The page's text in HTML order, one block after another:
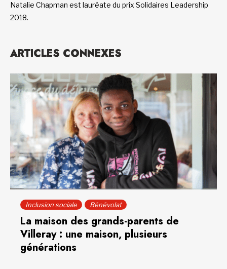
Natalie Chapman est lauréate du prix Solidaires Leadership
2018.
ARTICLES CONNEXES
Inclusion sociale Bénévolat
La maison des grands-parents de
Villeray : une maison, plusieurs
générations